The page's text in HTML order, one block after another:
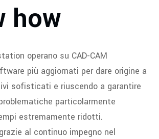
how
operano su CAD-CAM
più aggiornati per dare origine a
sofisticati e riuscendo a garantire
particolarmente
estremamente ridotti.
al continuo impegno nel